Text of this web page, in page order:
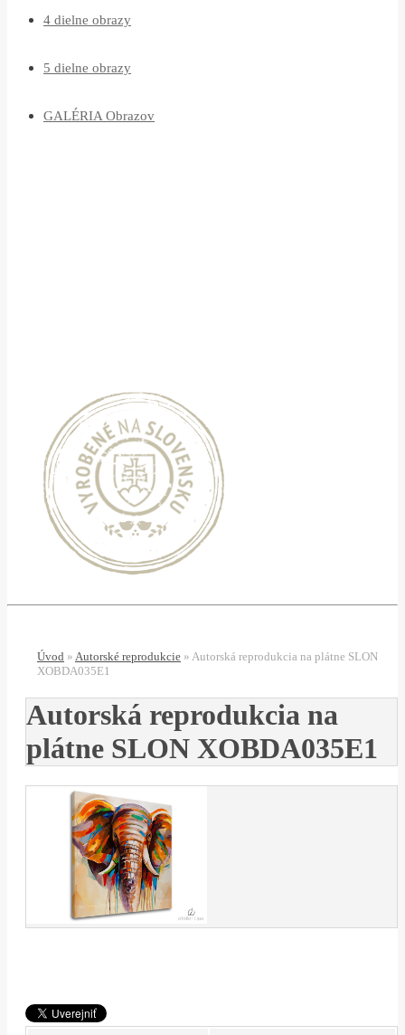
4 dielne obrazy
5 dielne obrazy
GALÉRIA Obrazov
Úvod » Autorské reprodukcie » Autorská reprodukcia na plátne SLON
XOBDA035E1
Autorská reprodukcia na
plátne SLON XOBDA035E1